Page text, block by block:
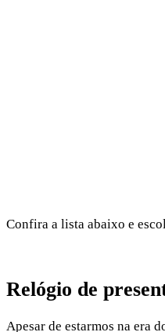
Confira a lista abaixo e
Relógio de
Apesar de estarmos na era